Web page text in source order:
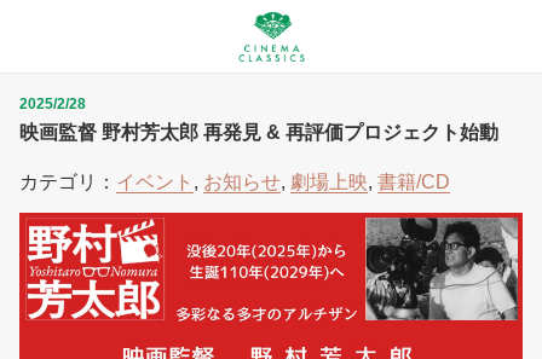
映画監督 野村芳太郎 再発見 & 再評価プロジェクト始動
2025/2/28
カテゴリ： イベント , お知らせ, 劇場上映, 書籍/CD